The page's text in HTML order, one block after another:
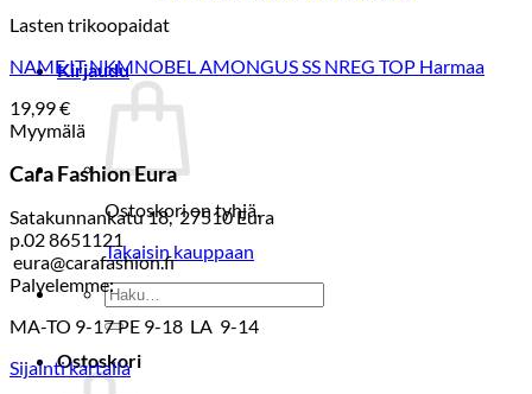
Kirjaudu
Ostoskori on tyhjä.
Takaisin kauppaan
Etsi:
Ostoskori
Lasten trikoopaidat
NAME IT NKMNOBEL AMONGUS SS NREG TOP Harmaa
19,99€
Myymälä
Cara Fashion Eura
Satakunnankatu 18, 27510 Eura
p.02 8651121
eura@carafashion.fi
Palvelemme:
MA-TO 9-17 PE 9-18 LA 9-14
Sijainti kartalla